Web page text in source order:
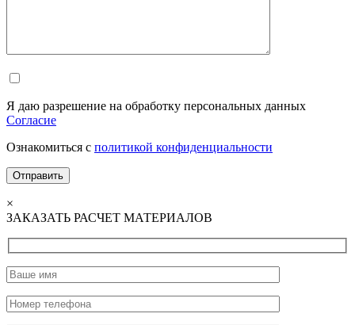
Я даю разрешение на обработку персональных данных
Согласие
Ознакомиться с политикой конфиденциальности
×
ЗАКАЗАТЬ РАСЧЕТ МАТЕРИАЛОВ